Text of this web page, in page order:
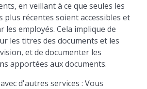
en veillant à ce que seules les
plus récentes soient accessibles et
les employés. Cela implique de
les titres des documents et les
et de documenter les
apportées aux documents.
d'autres services : Vous